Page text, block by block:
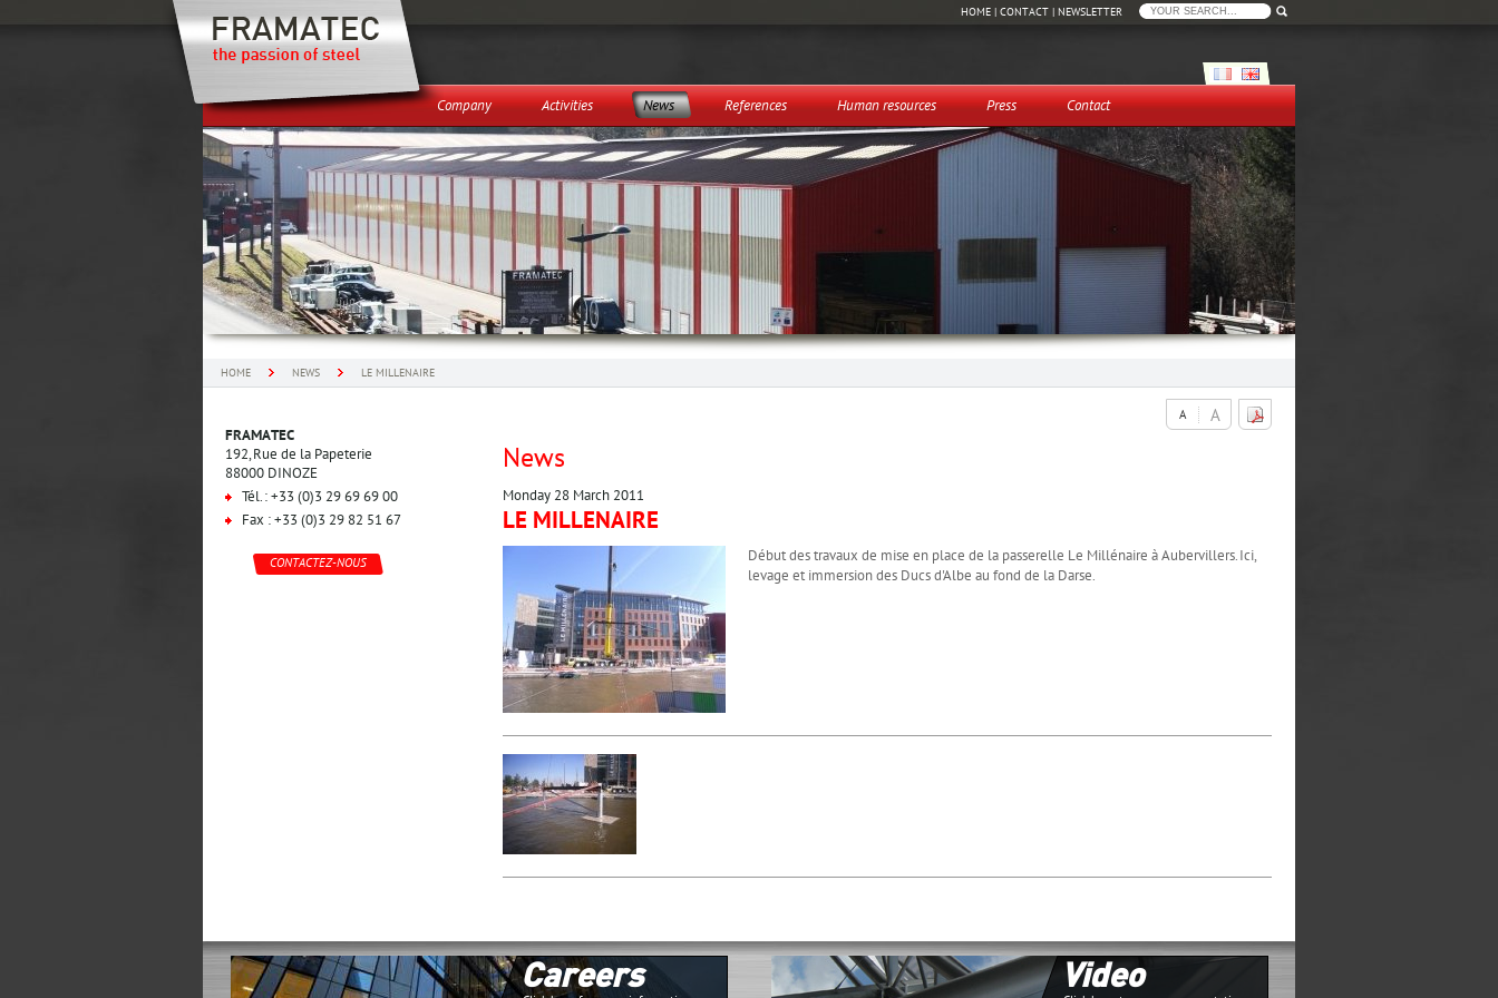
HOME | CONTACT | NEWSLETTER
Company Activities News References Human resources Press Contact
HOME NEWS LE MILLENAIRE
FRAMATEC
192, Rue de la Papeterie
88000 DINOZE
Tél. : +33 (0)3 29 69 69 00
Fax : +33 (0)3 29 82 51 67
CONTACTEZ-NOUS
A A
News
Monday 28 March 2011
LE MILLENAIRE
Début des travaux de mise en place de la passerelle Le Millénaire à Aubervillers. Ici,
levage et immersion des Ducs d'Albe au fond de la Darse.
Careers Video